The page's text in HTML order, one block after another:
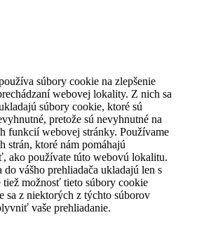
súbory cookie na zlepšenie
webovej lokality. Z nich sa
súbory cookie, ktoré sú
pretože sú nevyhnutné na
funkcií webovej stránky. Používame
strán, ktoré nám pomáhajú
ako používate túto webovú lokalitu.
do vášho prehliadača ukladajú len s
tiež možnosť tieto súbory cookie
sa z niektorých z týchto súborov
vaše prehliadanie.